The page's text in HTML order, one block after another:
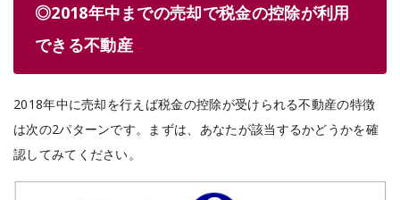
◎2018年中までの売却で税金の控除が利用
できる不動産
2018年中に売却を行えば税金の控除が受けられる不動産の特徴
は次の2パターンです。まずは、あなたが該当するかどうかを確
認してみてください。